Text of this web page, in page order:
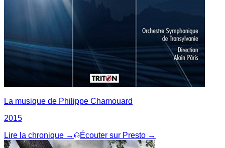
La musique de Philippe Chamouard
2015
Lire la chronique →
Écouter sur Presto →